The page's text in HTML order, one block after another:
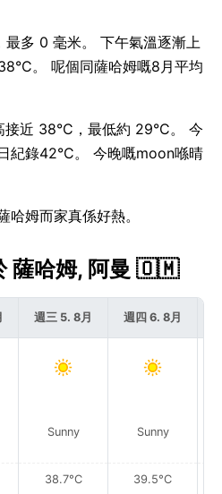
多 0 毫米。 下午氣溫逐漸上
。 呢個同薩哈姆嘅8月平均
近 38°C，最低約 29°C。 今
紀錄42°C。 今晚嘅moon喺晴
姆而家真係好熱。
薩哈姆, 阿曼 🇴🇲
週三 5. 8月
Sunny
38.7°C
週四 6. 8月
Sunny
39.5°C